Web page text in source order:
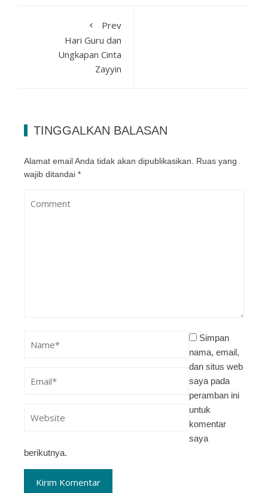
Prev
Hari Guru dan
Ungkapan Cinta
Zayyin
TINGGALKAN BALASAN
Alamat email Anda tidak akan dipublikasikan.
Ruas yang
wajib ditandai *
Simpan
nama, email,
dan situs web
saya pada
peramban ini
untuk
komentar
saya
berikutnya.